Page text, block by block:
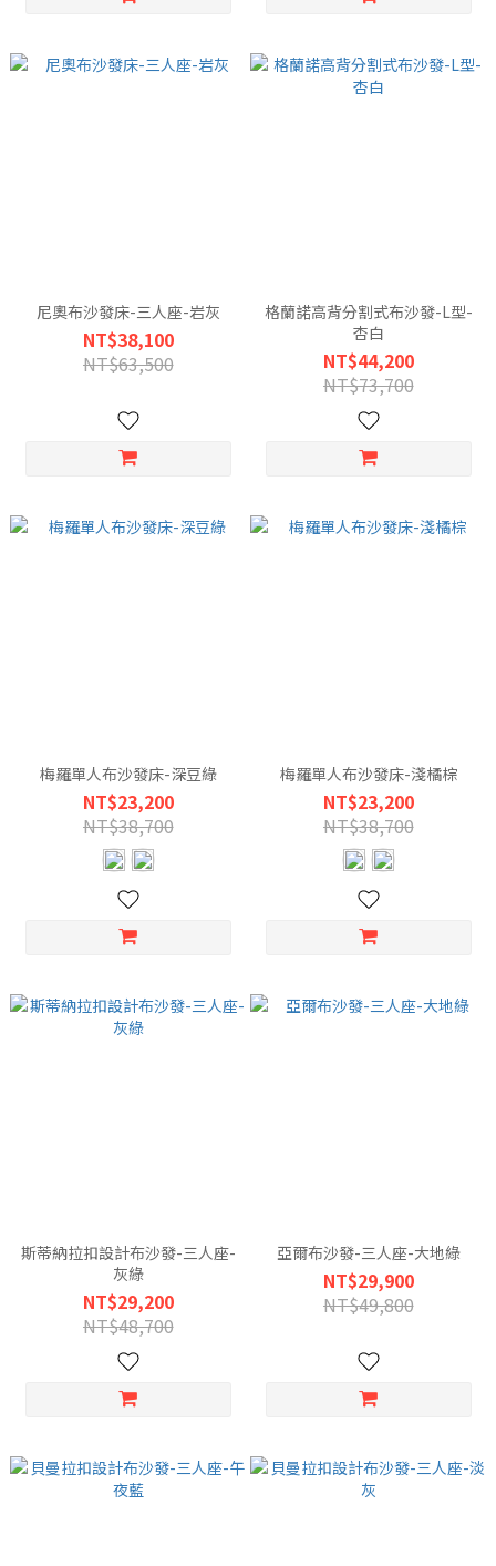
尼奧布沙發床-三人座-岩灰
NT$38,100
NT$63,500
格蘭諾高背分割式布沙發-L型-
杏白
NT$44,200
NT$73,700
梅羅單人布沙發床-深豆綠
NT$23,200
NT$38,700
梅羅單人布沙發床-淺橘棕
NT$23,200
NT$38,700
斯蒂納拉扣設計布沙發-三人座-
灰綠
NT$29,200
NT$48,700
亞爾布沙發-三人座-大地綠
NT$29,900
NT$49,800